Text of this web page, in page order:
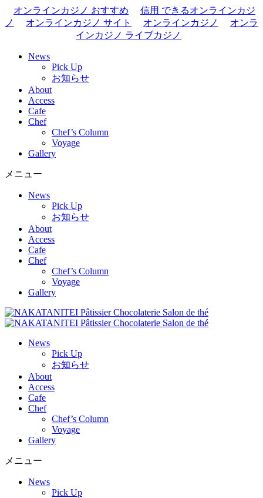
オンラインカジノ おすすめ
信用 できるオンラインカジ
ノ
オンラインカジノ サイト オンラインカジノ
オンラ
インカジノ ライブカジノ
News
Pick Up
お知らせ
About
Access
Cafe
Chef
Chef’s Column
Voyage
Gallery
メニュー
News
Pick Up
お知らせ
About
Access
Cafe
Chef
Chef’s Column
Voyage
Gallery
News
Pick Up
お知らせ
About
Access
Cafe
Chef
Chef’s Column
Voyage
Gallery
メニュー
News
Pick Up